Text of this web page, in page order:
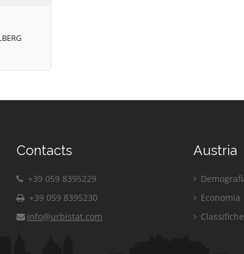
Contacts
+39 059 8395229
+39 059 8395230
info@urbistat.com
Austria
Economia
Classifiche